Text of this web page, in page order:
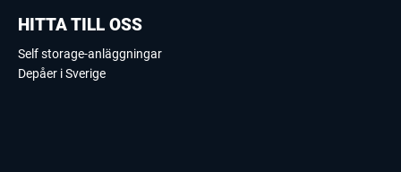
HITTA TILL OSS
Self storage-anläggningar
Depåer i Sverige